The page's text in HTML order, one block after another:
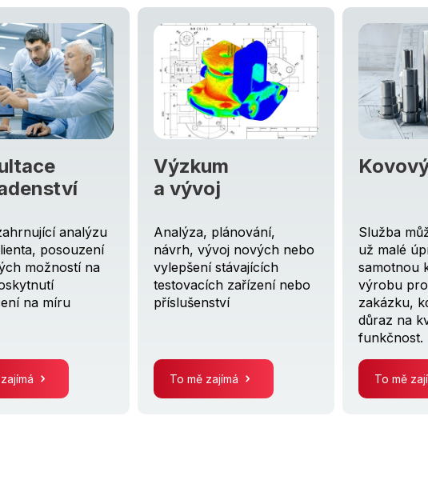
plánování,
nových nebo
stávajících
zařízení nebo
Kovovýroba
Služba může zahrnovat ať
už malé úpravy nebo
samotnou konstrukci a
výrobu prototypů na
zakázku, kde klademe
To mě zajímá
Prodej
V rámci
nebude
nákupu
zařízení
rozdělit si
menší,
To mě